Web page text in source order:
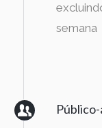
semana